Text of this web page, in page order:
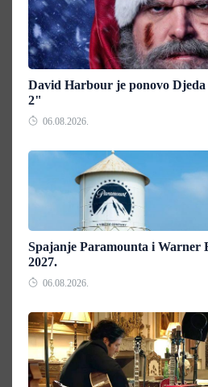
David Harbour je ponovo
2"
06.08.2026.
Spajanje Paramounta i Warner
2027.
06.08.2026.